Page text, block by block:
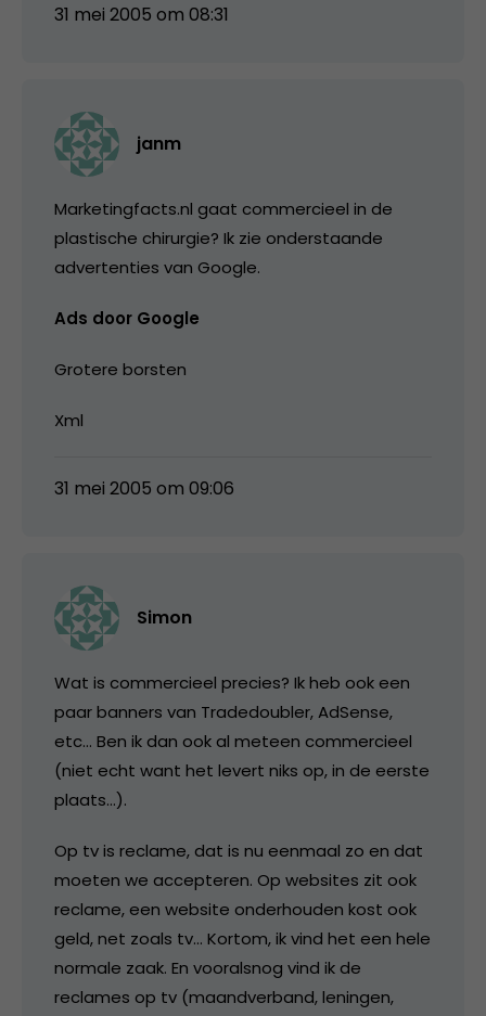
31 mei 2005 om 08:31
janm
Marketingfacts.nl gaat commercieel in de
plastische chirurgie? Ik zie onderstaande
advertenties van Google.
Ads door Google
Grotere borsten
Xml
31 mei 2005 om 09:06
Simon
Wat is commercieel precies? Ik heb ook een
paar banners van Tradedoubler, AdSense,
etc… Ben ik dan ook al meteen commercieel
(niet echt want het levert niks op, in de eerste
plaats…).
Op tv is reclame, dat is nu eenmaal zo en dat
moeten we accepteren. Op websites zit ook
reclame, een website onderhouden kost ook
geld, net zoals tv… Kortom, ik vind het een hele
normale zaak. En vooralsnog vind ik de
reclames op tv (maandverband, leningen,